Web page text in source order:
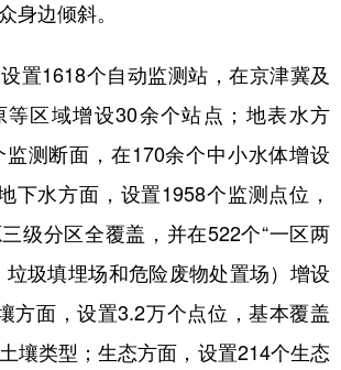
一带一路
天津 河北 山西
吉林 上海 江苏
安徽 福建 江西
身边倾斜。
1618个自动监测站，在京津冀及
等区域增设30余个站点；地表水方
监测断面，在170余个中小水体增设
下水方面，设置1958个监测点位，
级分区全覆盖，并在522个“一区两
垃圾填埋场和危险废物处置场）增设
方面，设置3.2万个点位，基本覆盖
壤类型；生态方面，设置214个生态